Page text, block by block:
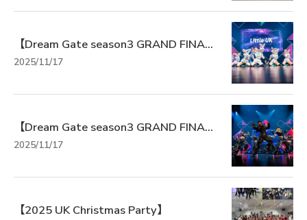
【Dream Gate season3 GRAND FINA...
2025/11/17
【Dream Gate season3 GRAND FINA...
2025/11/17
【2025 UK Christmas Party】